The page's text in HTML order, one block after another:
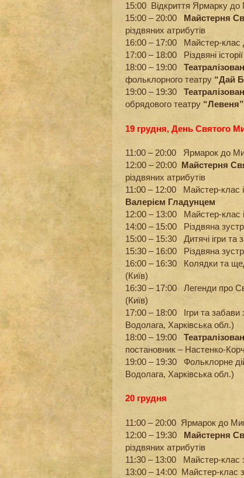
15:00 Відкриття Ярмарку до
15:00 – 20:00 Майстерня
різдвяних атрибутів
16:00 – 17:00 Майстер-клас
17:00 – 18:00 Різдвяні
18:00 – 19:00
фольклорного театру “Дай
19:00 – 19:30
обрядового театру “Левеня”
19 грудня, День Святого
11:00 – 20:00 Ярмарок до
12:00 – 20:00 Майстерня
різдвяних атрибутів
11:00 – 12:00 Майстер-клас
Валерієм Гладунцем
12:00 – 13:00 Майстер-клас
14:00 – 15:00 Різдвяна
15:00 – 15:30 Дитячі ігри та
15:30 – 16:00 Різдвяна
16:00 – 16:30 Колядки та
(Київ)
16:30 – 17:00 Легенди про
(Київ)
17:00 – 18:00 Ігри та
Водолага, Харківська обл.)
18:00 – 19:00
постановник – Настенко-
19:00 – 19:30 Фольклорне
Водолага, Харківська обл.)
20 грудня
11:00 – 20:00 Ярмарок до
12:00 – 19:30 Майстерня
різдвяних атрибутів
11:30 – 13:00 Майстер-клас з
13:00 – 14:00 Майстер-клас